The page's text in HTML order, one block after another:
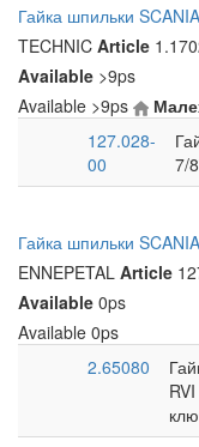
Гайка шпильки
TECHNIC Article
Available >9ps
Available >9ps
127.028-
00
7/
Гайка шпильки
ENNEPETAL Article
Available 0ps
Available 0ps
2.65080